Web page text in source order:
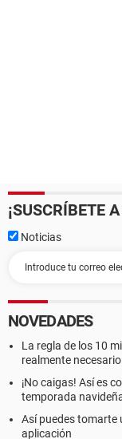
¡SUSCRÍBETE
Noticias
NOVEDADES
La regla de los 10
realmente
¡No caigas! Así es
temporada
Así puedes tomarte
aplicación